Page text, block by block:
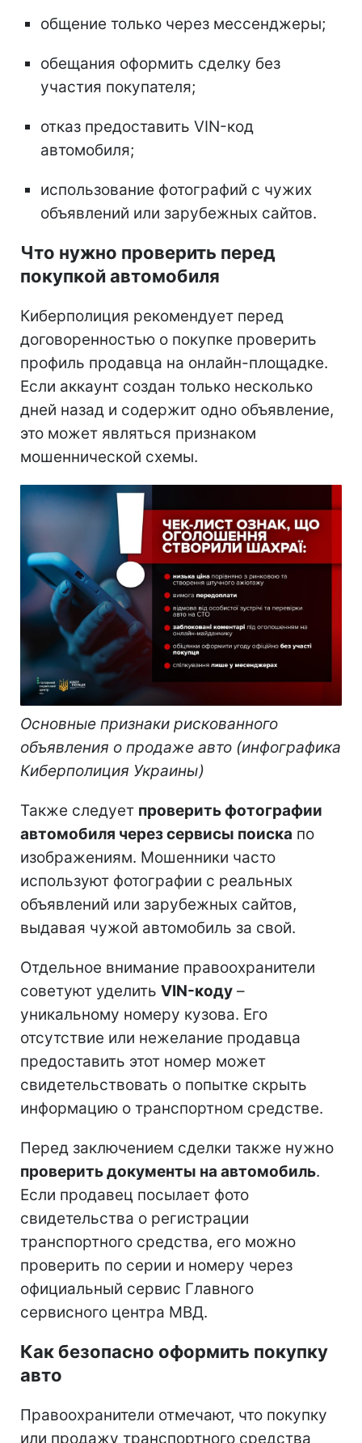
общение только через мессенджеры;
обещания оформить сделку без
участия покупателя;
отказ предоставить VIN-код
автомобиля;
использование фотографий с чужих
объявлений или зарубежных сайтов.
Что нужно проверить перед
покупкой автомобиля
Киберполиция рекомендует перед
договоренностью о покупке проверить
профиль продавца на онлайн-площадке.
Если аккаунт создан только несколько
дней назад и содержит одно объявление,
это может являться признаком
мошеннической схемы.
Основные признаки рискованного
объявления о продаже авто (инфографика
Киберполиция Украины)
Также следует проверить фотографии
автомобиля через сервисы поиска по
изображениям. Мошенники часто
используют фотографии с реальных
объявлений или зарубежных сайтов,
выдавая чужой автомобиль за свой.
Отдельное внимание правоохранители
советуют уделить VIN-коду –
уникальному номеру кузова. Его
отсутствие или нежелание продавца
предоставить этот номер может
свидетельствовать о попытке скрыть
информацию о транспортном средстве.
Перед заключением сделки также нужно
проверить документы на автомобиль.
Если продавец посылает фото
свидетельства о регистрации
транспортного средства, его можно
проверить по серии и номеру через
официальный сервис Главного
сервисного центра МВД.
Как безопасно оформить покупку
авто
Правоохранители отмечают, что покупку
или продажу транспортного средства